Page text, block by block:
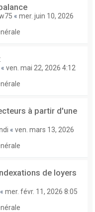
« mer. juin 10, 2026
« ven. mai 22, 2026 4:12
à partir d'une
« ven. mars 13, 2026
de loyers
« mer. févr. 11, 2026 8:05